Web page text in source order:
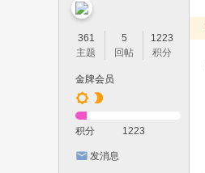
361
主题
5
回帖
1223
积分
金牌会员
积分 1223
发消息